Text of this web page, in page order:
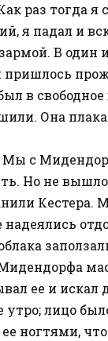
раз тогда
я падал и
В
пришлось
в
Она
Мы с
Но не
ее и искал
лицо
ногтями,